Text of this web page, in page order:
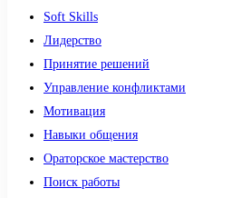
Soft Skills
Лидерство
Принятие решений
Управление конфликтами
Мотивация
Навыки общения
Ораторское мастерство
Поиск работы